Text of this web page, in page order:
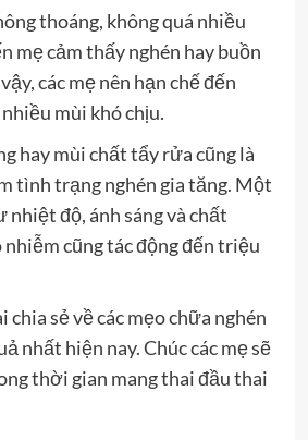
thoáng, không quá nhiều
mẹ cảm thấy nghén hay buồn
các mẹ nên hạn chế đến
mùi khó chịu.
hay mùi chất tẩy rửa cũng là
tình trạng nghén gia tăng. Một
nhiệt độ, ánh sáng và chất
cũng tác động đến triệu
chia sẻ về các mẹo chữa nghén
nhất hiện nay. Chúc các mẹ sẽ
thời gian mang thai đầu thai